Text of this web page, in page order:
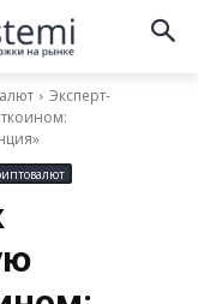
Эксперт-